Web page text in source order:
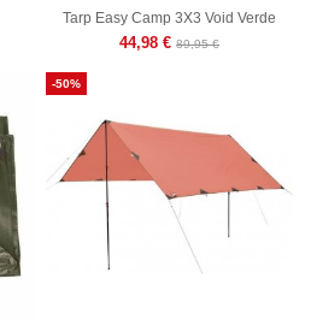
Tarp Easy Camp 3X3 Void Verde
44,98 € 89,95 €
-50%